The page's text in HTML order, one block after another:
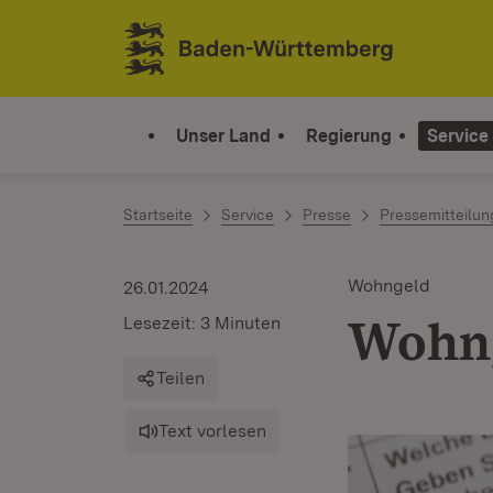
Zum Inhalt springen
Link zur Startseite
Unser Land Regierung Service
Startseite Service Presse
Wohngeld
26.01.2024
Lesezeit: 3 Minuten
Teilen
Text vorlesen